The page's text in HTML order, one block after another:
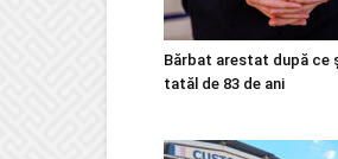
Bărbat arestat după ce
tatăl de 83 de ani